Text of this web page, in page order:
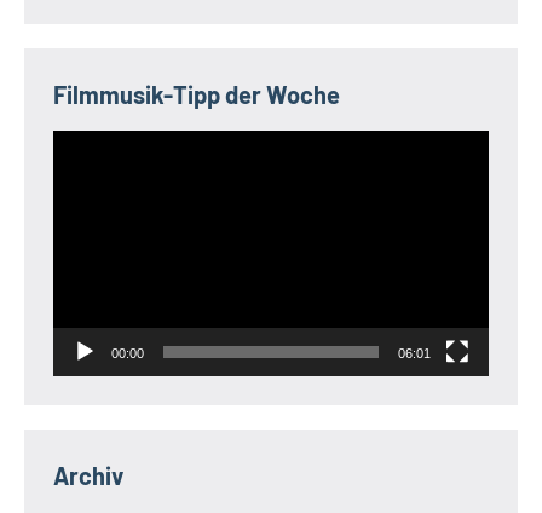
Filmmusik-Tipp der Woche
00:00 06:01
Archiv